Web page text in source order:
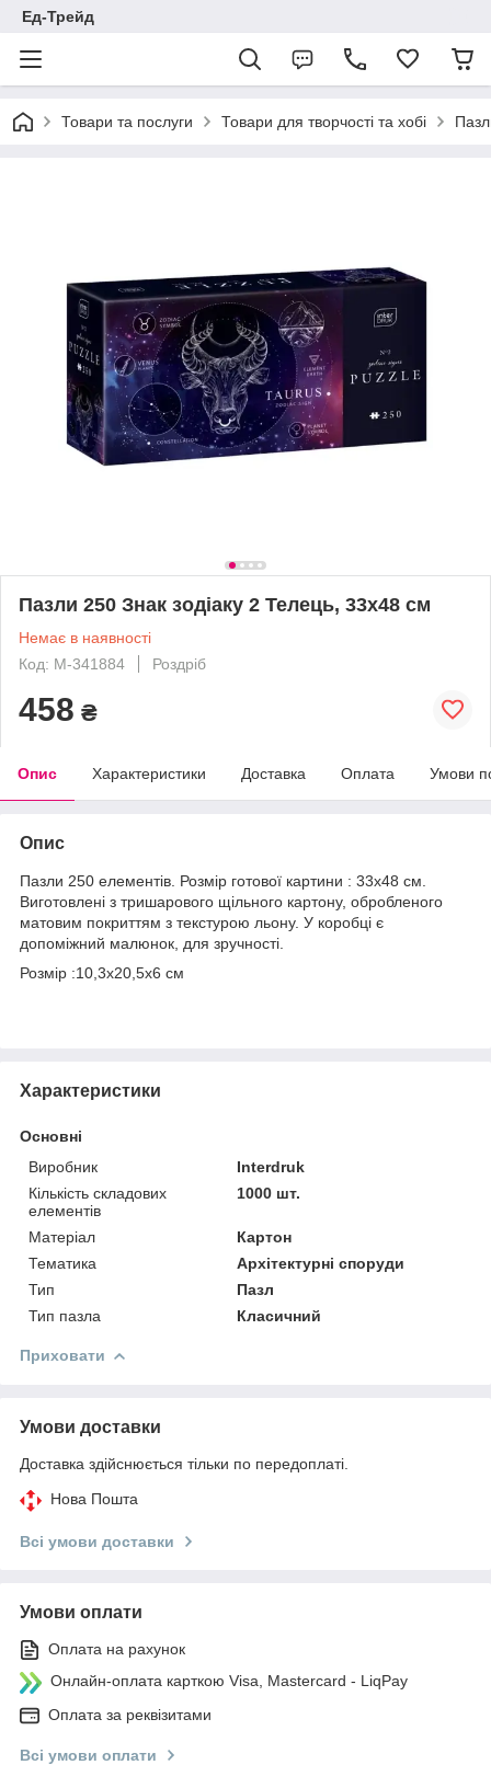
Ед-Трейд
Товари та послуги Товари для творчості та хобі
Пазли 250 Знак зодіаку 2 Телець, 33х48 см
Немає в наявності
Код: М-341884
Роздріб
458 ₴
Опис Характеристики Доставка Оплата Умови
Опис
Пазли 250 елементів. Розмір готової картини : 33х48 см.
Виготовлені з тришарового щільного картону, обробленого
матовим покриттям з текстурою льону. У коробці є
допоміжний малюнок, для зручності.
Розмір :10,3х20,5х6 см
Характеристики
Основні
Виробник
Interdruk
Кількість складових
елементів
1000 шт.
Матеріал
Картон
Тематика
Архітектурні споруди
Тип
Пазл
Тип пазла
Класичний
Приховати
Умови доставки
Доставка здійснюється тільки по передоплаті.
Нова Пошта
Всі умови доставки
Умови оплати
Оплата на рахунок
Онлайн-оплата карткою Visa, Mastercard - LiqPay
Оплата за реквізитами
Всі умови оплати